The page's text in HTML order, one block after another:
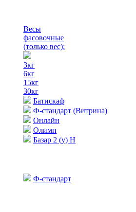
Весы
фасовочные
(только вес):
3кг
6кг
15кг
30кг
Батискаф
Ф-стандарт (Витрина)
Онлайн
Олимп
Базар 2 (у) Н
Ф-стандарт